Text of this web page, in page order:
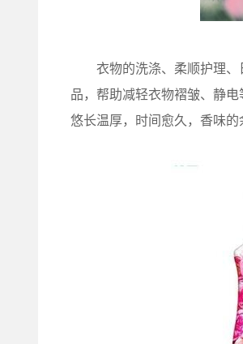
衣物的洗涤、柔顺护理、
品，帮助减轻衣物褶皱、静
悠长温厚，时间愈久，香味的